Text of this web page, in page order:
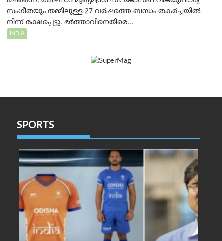
സംഗീതയും തമ്മിലുള്ള 27 വർഷത്തെ ബന്ധം തകർച്ചയിൽ
നിന്ന് രക്ഷപ്പെട്ടു. ഭർത്താവിനെതിരെ...
INDIA
SPORTS